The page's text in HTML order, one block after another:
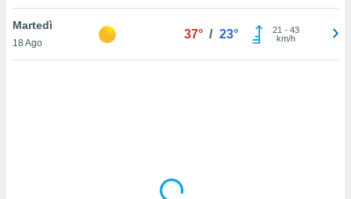
a piè
del
Martedì
18 Ago
37° / 23° 21 - 43
km/h